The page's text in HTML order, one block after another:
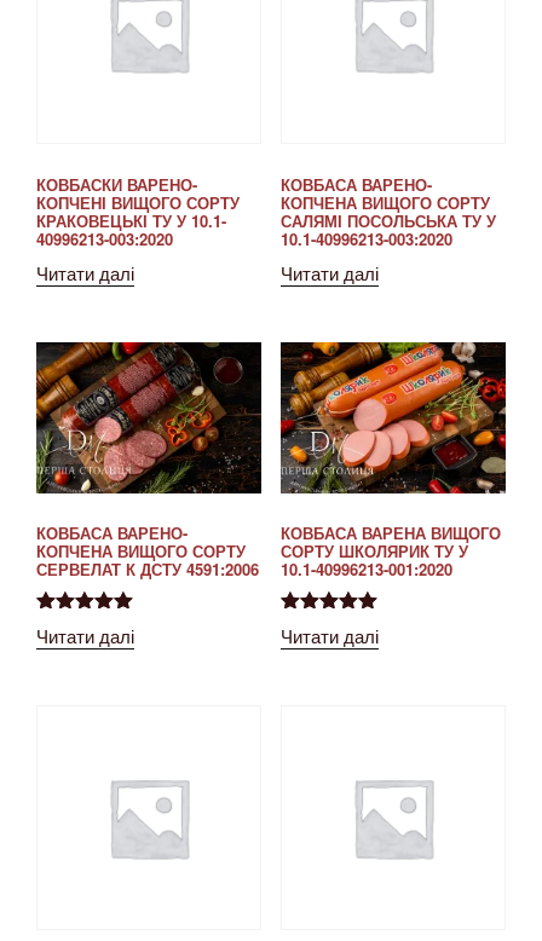
КОВБАСКИ ВАРЕНО-
КОПЧЕНІ ВИЩОГО СОРТУ
КРАКОВЕЦЬКІ ТУ У 10.1-
40996213-003:2020
Читати далі
КОВБАСА ВАРЕНО-
КОПЧЕНА ВИЩОГО СОРТУ
САЛЯМІ ПОСОЛЬСЬКА ТУ У
10.1-40996213-003:2020
Читати далі
КОВБАСА ВАРЕНО-
КОПЧЕНА ВИЩОГО СОРТУ
СЕРВЕЛАТ К ДСТУ 4591:2006
Оцінено в
5.00з 5
Читати далі
КОВБАСА ВАРЕНА ВИЩОГО
СОРТУ ШКОЛЯРИК ТУ У
10.1-40996213-001:2020
Оцінено в
5.00з 5
Читати далі